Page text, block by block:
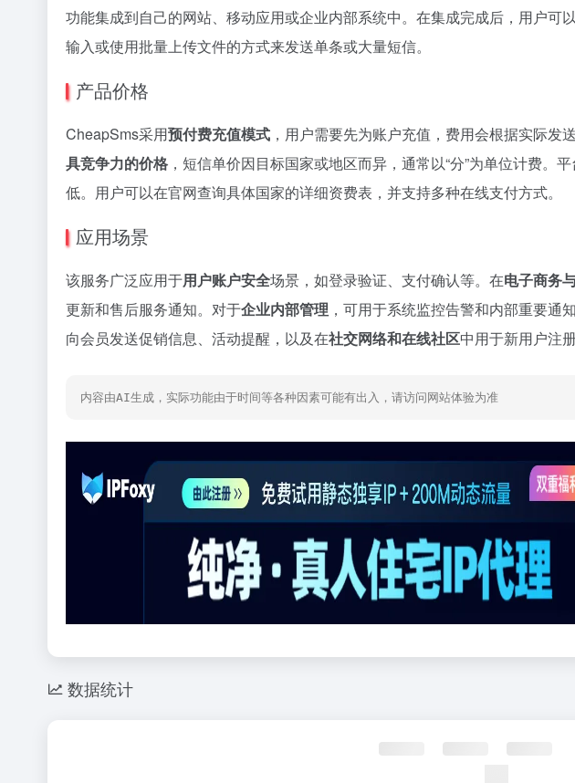
功能集成到自己的网站、移动应用或企业内部系统中。在集成完成后，用户可
输入或使用批量上传文件的方式来发送单条或大量短信。
产品价格
CheapSms采用预付费充值模式 ，用户需要先为账户充值，费用会根据实际
具竞争力的价格 ，短信单价因目标国家或地区而异，通常以“分”为单位计费。
低。用户可以在官网查询具体国家的详细资费表，并支持多种在线支付方式。
应用场景
该服务广泛应用于用户账户安全场景，如登录验证、支付确认等。在电子商务
更新和售后服务通知。对于企业内部管理 ，可用于系统监控告警和内部重要通
向会员发送促销信息、活动提醒，以及在社交网络和在线社区中用于新用户注
内容由AI生成，实际功能由于时间等各种因素可能有出入，请访问网站体验为准
数据统计